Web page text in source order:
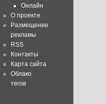
Онлайн
О проекте
Размещение
рекламы
RSS
Контакты
Карта сайта
Облако
тегов